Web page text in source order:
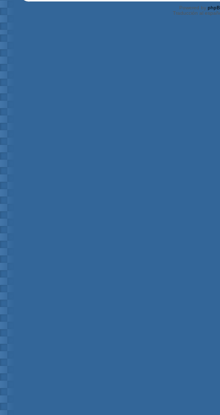
Powered by
Traducción al